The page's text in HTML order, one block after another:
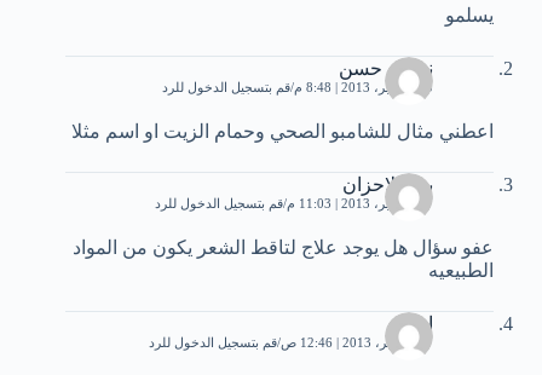
يسلمو
نجوين حسن
20 سبتمبر، 2013 | 8:48 م قم بتسجيل الدخول للرد
اعطني مثال للشامبو الصحي وحمام الزيت او اسم مثلا
بحر الاحزان
27 سبتمبر، 2013 | 11:03 م قم بتسجيل الدخول للرد
عفو سؤال هل يوجد علاج لتاقط الشعر يكون من المواد
الطبيعيه
اميره
17 نوفمبر، 2013 | 12:46 ص قم بتسجيل الدخول للرد